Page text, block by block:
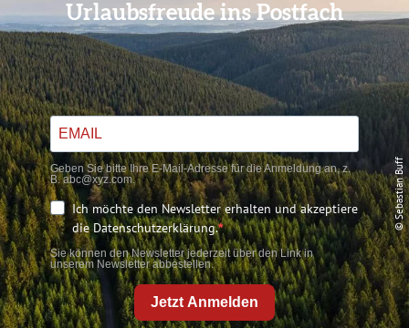
© Sebastian Buff
Urlaubsfreude ins Postfach
Geben Sie bitte Ihre E-Mail-Adresse für die Anmeldung an, z.
B. abc@xyz.com.
Ich möchte den Newsletter erhalten und akzeptiere
die Datenschutzerklärung.
Sie können den Newsletter jederzeit über den Link in
unserem Newsletter abbestellen.
Jetzt Anmelden